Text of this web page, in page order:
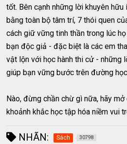
tốt. Bên cạnh những lời khuyên
bằng toàn bộ tâm trí, 7 thói quen
cách giữ vững tinh thần trong lúc
bạn độc giả - đặc biệt là các em
vật lộn với học hành thi cử - những
giúp bạn vững bước trên đường
Nào, đừng chần chừ gì nữa, hãy
khoảnh khắc học tập hóa niềm vui
NHÃN: Sách 30798